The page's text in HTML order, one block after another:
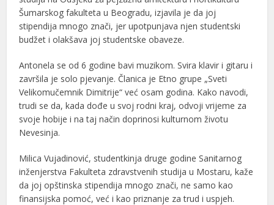
Šumarskog fakulteta u Beogradu, izjavila je da joj
stipendija mnogo znači, jer upotpunjava njen studentski
budžet i olakšava joj studentske obaveze.
Antonela se od 6 godine bavi muzikom. Svira klavir i gitaru i
završila je solo pjevanje. Članica je Etno grupe „Sveti
Velikomučemnik Dimitrije“ već osam godina. Kako navodi,
trudi se da, kada dođe u svoj rodni kraj, odvoji vrijeme za
svoje hobije i na taj način doprinosi kulturnom životu
Nevesinja.
Milica Vujadinović, studentkinja druge godine Sanitarnog
inženjerstva Fakulteta zdravstvenih studija u Mostaru, kaže
da joj opštinska stipendija mnogo znači, ne samo kao
finansijska pomoć, već i kao priznanje za trud i uspjeh.